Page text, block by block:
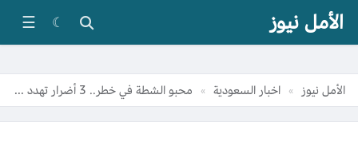
الأمل نيوز ☾
☰
الأمل نيوز » اخبار السعودية » محبو الشطة في خطر.. 3 أضرار تهدد الصحة عند الإفراط في تناولها